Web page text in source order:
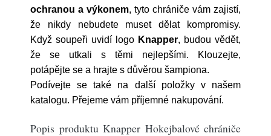
ochranou a výkonem, tyto chrániče vám zajistí,
že nikdy nebudete muset dělat kompromisy.
Když soupeři uvidí logo Knapper, budou vědět,
že se utkali s těmi nejlepšími. Klouzejte,
potápějte se a hrajte s důvěrou šampiona.
Podívejte se také na další položky v našem
katalogu. Přejeme vám příjemné nakupování.
Popis produktu Knapper Hokejbalové chrániče